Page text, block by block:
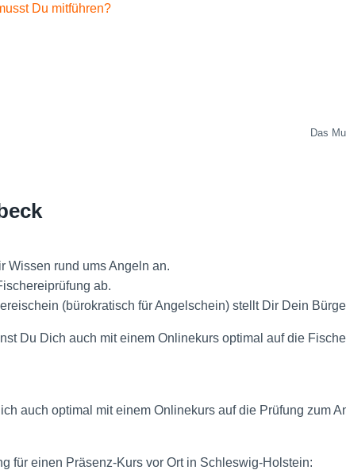
Du mitführen?
Das
Wissen rund ums Angeln an.
ab.
(bürokratisch für Angelschein) stellt Dir Dein
Du Dich auch mit einem Onlinekurs optimal auf die
auch optimal mit einem Onlinekurs auf die Prüfung zum
für einen Präsenz-Kurs vor Ort in Schleswig-Holstein: